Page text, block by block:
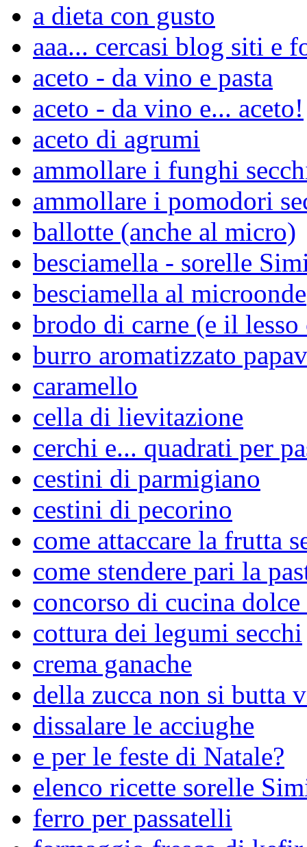
a dieta con gusto
aaa... cercasi blog siti e
aceto - da vino e pasta
aceto - da vino e... aceto!
aceto di agrumi
ammollare i funghi
ammollare i pomodori
ballotte (anche al micro)
besciamella - sorelle
besciamella al microonde
brodo di carne (e il lesso
burro aromatizzato
caramello
cella di lievitazione
cerchi e... quadrati per
cestini di parmigiano
cestini di pecorino
come attaccare la frutta
come stendere pari la
concorso di cucina
cottura dei legumi secchi
crema ganache
della zucca non si butta
dissalare le acciughe
e per le feste di Natale?
elenco ricette sorelle
ferro per passatelli